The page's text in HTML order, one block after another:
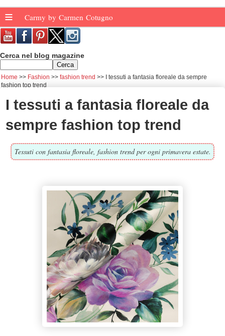
≡ Carmy by Carmen Cotugno
Cerca nel blog magazine
Home Fashion fashion trend
I tessuti a fantasia floreale da sempre
fashion top trend
I tessuti a fantasia floreale da
sempre fashion top trend
Tessuti con fantasia floreale, fashion trend per ogni primavera estate.